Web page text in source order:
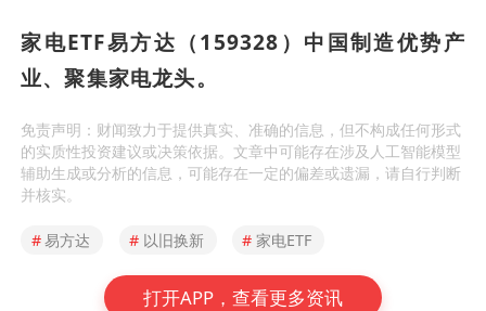
家电ETF易方达（159328）中国制造优势产
业、聚集家电龙头。
免责声明：财闻致力于提供真实、准确的信息，但不构成任何形式
的实质性投资建议或决策依据。文章中可能存在涉及人工智能模型
辅助生成或分析的信息，可能存在一定的偏差或遗漏，请自行判断
并核实。
#易方达 # 以旧换新 # 家电ETF
打开APP，查看更多资讯